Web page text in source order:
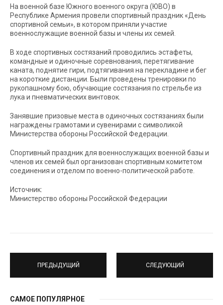
На военной базе Южного военного округа (ЮВО) в
Республике Армения провели спортивный праздник «День
спортивной семьи», в котором приняли участие
военнослужащие военной базы и члены их семей.
В ходе спортивных состязаний проводились эстафеты,
командные и одиночные соревнования, перетягивание
каната, поднятие гири, подтягивания на перекладине и бег
на короткие дистанции. Были проведены тренировки по
рукопашному бою, обучающие состязания по стрельбе из
лука и пневматических винтовок.
Занявшие призовые места в одиночных состязаниях были
награждены грамотами и сувенирами с символикой
Министерства обороны Российской Федерации.
Спортивный праздник для военнослужащих военной базы и
членов их семей был организован спортивным комитетом
соединения и отделом по военно-политической работе.
Источник:
Министерство обороны Российской Федерации
ПРЕДЫДУЩИЙ СЛЕДУЮЩИЙ
САМОЕ ПОПУЛЯРНОЕ